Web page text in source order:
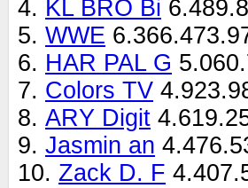
4. KL BRO Bi
5. WWE
6. HAR PAL G
7. Colors TV
8. ARY Digit
9. Jasmin an
10. Zack D. F